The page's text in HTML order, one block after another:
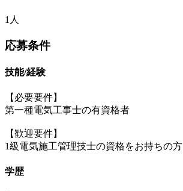
1人
応募条件
技能/経験
【必要要件】
第一種電気工事士の有資格者
【歓迎要件】
1級電気施工管理技士の資格をお持ちの方
学歴